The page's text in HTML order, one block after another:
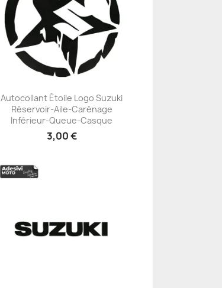
+23
Autocollant Étoile Logo Suzuki
Réservoir-Aile-Carénage
Inférieur-Queue-Casque
3,00 €